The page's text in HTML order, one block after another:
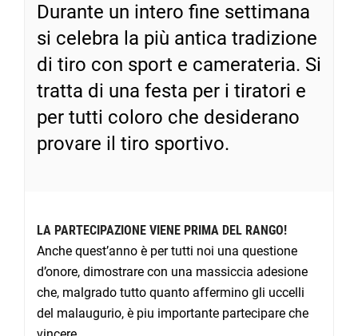
Durante un intero fine settimana
si celebra la più antica tradizione
di tiro con sport e camerateria. Si
tratta di una festa per i tiratori e
per tutti coloro che desiderano
provare il tiro sportivo.
LA PARTECIPAZIONE VIENE PRIMA DEL RANGO!
Anche quest’anno è per tutti noi una questione
d’onore, dimostrare con una massiccia adesione
che, malgrado tutto quanto affermino gli uccelli
del malaugurio, è piu importante partecipare che